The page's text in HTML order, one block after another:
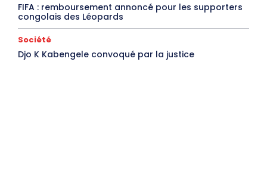
FIFA : remboursement annoncé pour les supporters
congolais des Léopards
Société
Djo K Kabengele convoqué par la justice